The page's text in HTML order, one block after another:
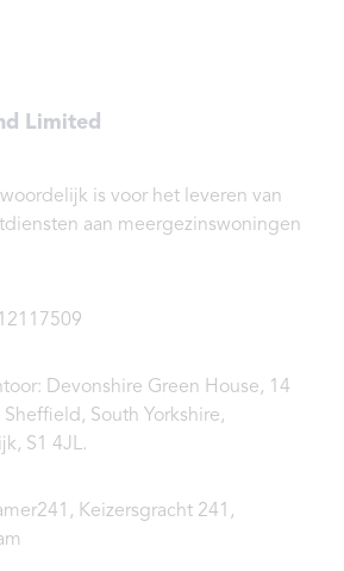
Limited
is voor het leveren van
aan meergezinswoningen
Devonshire Green House, 14
South Yorkshire,
S1 4JL.
Keizersgracht 241,